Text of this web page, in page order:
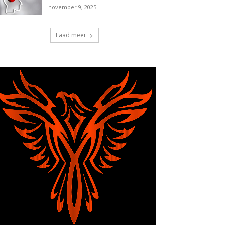
november 9, 2025
Laad meer